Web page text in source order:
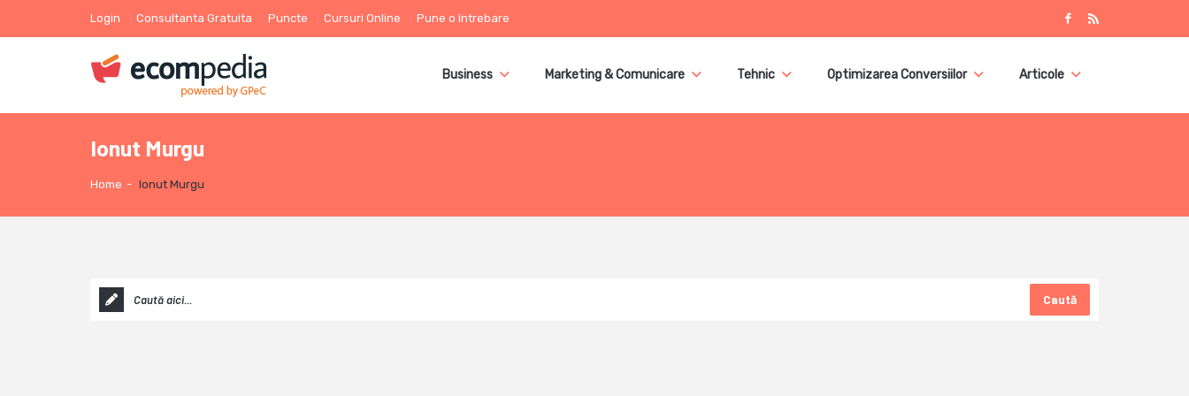
Login Consultanta Gratuita Puncte Cursuri Online Pune o întrebare
Business Marketing & Comunicare Tehnic Optimizarea Conversiilor Articole
Ionut Murgu
Home - Ionut Murgu
Caută